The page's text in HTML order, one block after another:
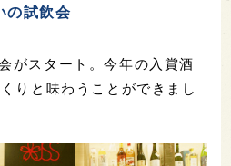
の試飲会
がスタート。今年の入賞酒
りと味わうことができまし